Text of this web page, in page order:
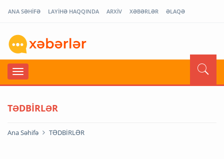
ANA SƏHİFƏ LAYİHƏ HAQQINDA ARXİV XƏBƏRLƏR ƏLAQƏ
TƏDBİRLƏR
Ana Səhifə TƏDBİRLƏR